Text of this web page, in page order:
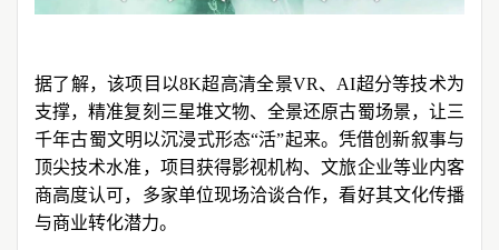
据了解，该项目以8K超高清全景VR、AI超分等技术为
支撑，精准复刻三星堆文物、全景还原古蜀场景，让三
千年古蜀文明以沉浸式形态“活”起来。凭借创新叙事与
顶尖技术水准，项目获得影视机构、文旅企业等业内客
商高度认可，多家单位现场洽谈合作，看好其文化传播
与商业转化潜力。